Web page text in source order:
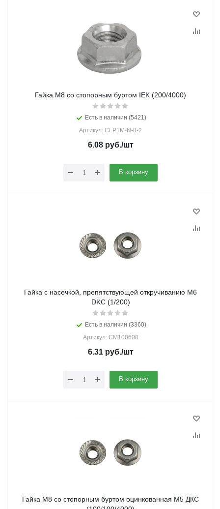
Гайка М8 со стопорным буртом IEK (200/4000)
Есть в наличии (5421)
Артикул: CLP1M-N-8-2
6.08руб./шт
В корзину
Гайка с насечкой, препятствующей откручиванию М6
DKC (1/200)
Есть в наличии (3360)
Артикул: CM100600
6.31руб./шт
В корзину
Гайка М8 со стопорным буртом оцинкованная M5 ДКС